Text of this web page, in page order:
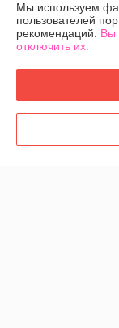
Полная версия
Политика
Сайт создан на
Мы используем
пользователей
рекомендаций. Вы
отключить их.